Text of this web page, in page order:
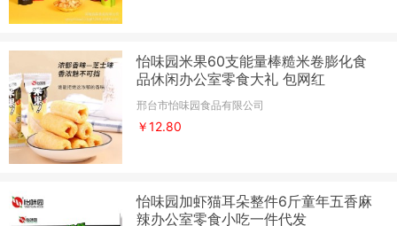
怡味园米果60支能量棒糙米卷膨化食
品休闲办公室零食大礼 包网红
邢台市怡味园食品有限公司
￥12.80
怡味园加虾猫耳朵整件6斤童年五香麻
辣办公室零食小吃一件代发